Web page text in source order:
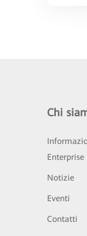
Chi
Enterprise
Notizie
Eventi
Contatti